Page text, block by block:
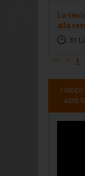
La
alla
31
<< < 1
I VIDEO